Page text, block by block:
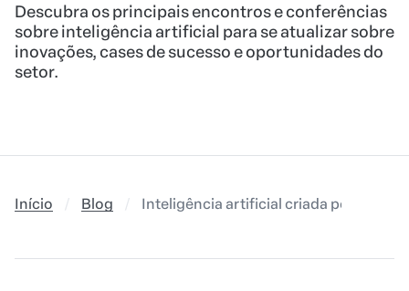
Descubra os principais encontros e conferências
sobre inteligência artificial para se atualizar sobre
inovações, cases de sucesso e oportunidades do
setor.
Início Blog Inteligência artificial criada por Elon